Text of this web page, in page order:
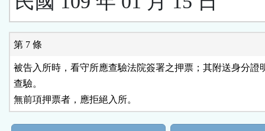
第 7 條
被告入所時，看守所應查驗法院簽署之押票；其附送身分證
查驗。
無前項押票者，應拒絕入所。